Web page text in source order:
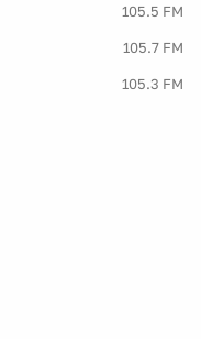
105.5 FM
105.7 FM
105.3 FM